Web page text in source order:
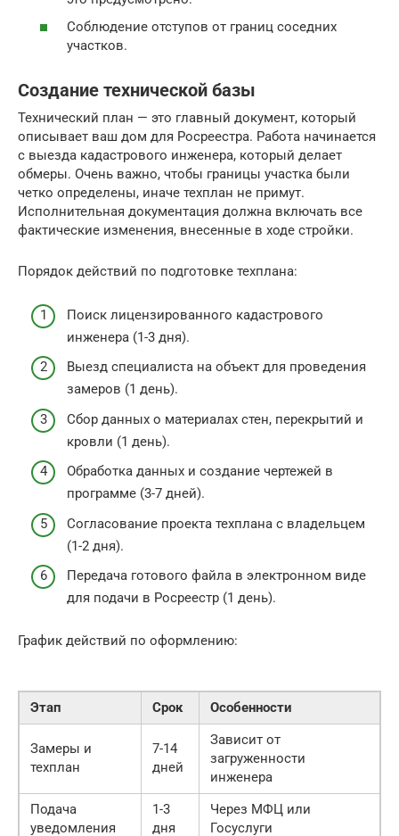
Соблюдение отступов от границ соседних
участков.
Создание технической базы
Технический план — это главный документ, который
описывает ваш дом для Росреестра. Работа начинается
с выезда кадастрового инженера, который делает
обмеры. Очень важно, чтобы границы участка были
четко определены, иначе техплан не примут.
Исполнительная документация должна включать все
фактические изменения, внесенные в ходе стройки.
Порядок действий по подготовке техплана:
Поиск лицензированного кадастрового
инженера (1-3 дня).
Выезд специалиста на объект для проведения
замеров (1 день).
Сбор данных о материалах стен, перекрытий и
кровли (1 день).
Обработка данных и создание чертежей в
программе (3-7 дней).
Согласование проекта техплана с владельцем
(1-2 дня).
Передача готового файла в электронном виде
для подачи в Росреестр (1 день).
График действий по оформлению:
Этап Срок Особенности
Замеры и
техплан
7-14
дней
Зависит от
загруженности
инженера
Подача
уведомления
1-3
дня
Через МФЦ или
Госуслуги